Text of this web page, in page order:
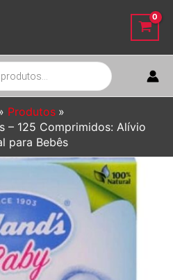
Produtos
– 125 Comprimidos: Alívio
para Bebês